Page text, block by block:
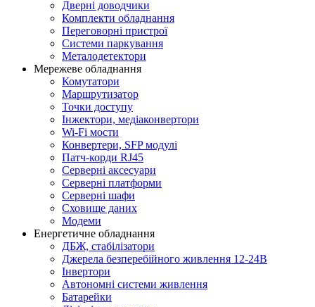
Дверні доводчики
Комплекти обладнання
Переговорні пристрої
Системи паркування
Металодетектори
Мережеве обладнання
Комутатори
Маршрутизатор
Точки доступу
Інжектори, медіаконвертори
Wi-Fi мости
Конвертери, SFP модулі
Патч-корди RJ45
Серверні аксесуари
Серверні платформи
Серверні шафи
Сховище даних
Модеми
Енергетичне обладнання
ДБЖ, стабілізатори
Джерела безперебійного живлення 12-24В
Інвертори
Автономні системи живлення
Батарейки